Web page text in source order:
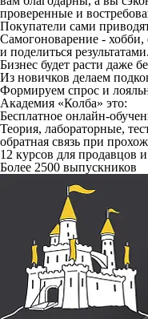
проверенные и
Покупатели сами
Самогоноварение - хобби,
и поделиться результатами.
Бизнес будет расти даже
Из новичков делаем
Формируем спрос и
Академия «Колба» это:
Бесплатное онлайн-
Теория, лабораторные,
обратная связь при
12 курсов для продавцов
Более 2500 выпускников